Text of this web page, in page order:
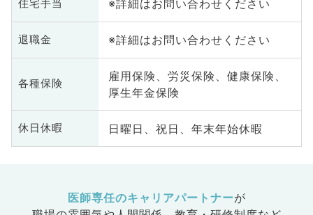
住宅手当 ※詳細はお問い合わせください
退職金 ※詳細はお問い合わせください
各種保険
雇用保険、労災保険、健康保険、
厚生年金保険
休日休暇 日曜日、祝日、年末年始休暇
医師専任のキャリアパートナーが